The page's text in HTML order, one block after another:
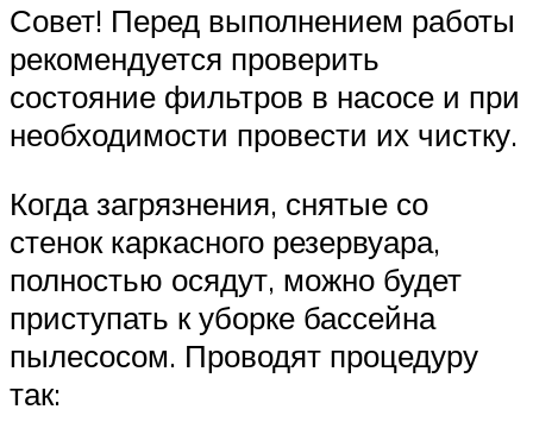
Совет! Перед выполнением работы
рекомендуется проверить
состояние фильтров в насосе и при
необходимости провести их чистку.
Когда загрязнения, снятые со
стенок каркасного резервуара,
полностью осядут, можно будет
приступать к уборке бассейна
пылесосом. Проводят процедуру
так: